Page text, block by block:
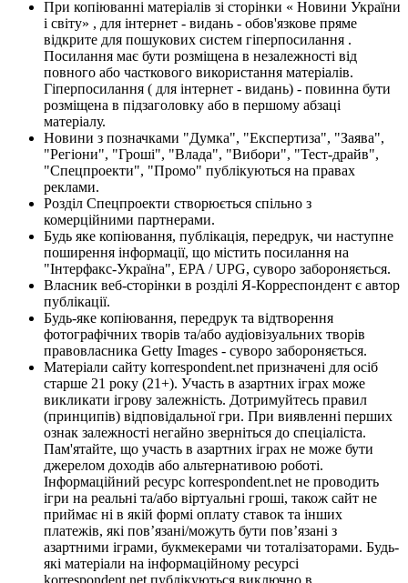
При копіюванні матеріалів зі сторінки « Новини України
і світу» , для інтернет - видань - обов'язкове пряме
відкрите для пошукових систем гіперпосилання .
Посилання має бути розміщена в незалежності від
повного або часткового використання матеріалів.
Гіперпосилання ( для інтернет - видань) - повинна бути
розміщена в підзаголовку або в першому абзаці
матеріалу.
Новини з позначками "Думка", "Експертиза", "Заява",
"Регіони", "Гроші", "Влада", "Вибори", "Тест-драйв",
"Спецпроекти", "Промо" публікуються на правах
реклами.
Розділ Спецпроекти створюється спільно з
комерційними партнерами.
Будь яке копіювання, публікація, передрук, чи наступне
поширення інформації, що містить посилання на
"Інтерфакс-Україна", EPA / UPG, суворо забороняється.
Власник веб-сторінки в розділі Я-Корреспондент є автор
публікації.
Будь-яке копіювання, передрук та відтворення
фотографічних творів та/або аудіовізуальних творів
правовласника Getty Images - суворо забороняється.
Матеріали сайту korrespondent.net призначені для осіб
старше 21 року (21+). Участь в азартних іграх може
викликати ігрову залежність. Дотримуйтесь правил
(принципів) відповідальної гри. При виявленні перших
ознак залежності негайно зверніться до спеціаліста.
Пам'ятайте, що участь в азартних іграх не може бути
джерелом доходів або альтернативою роботі.
Інформаційний ресурс korrespondent.net не проводить
ігри на реальні та/або віртуальні гроші, також сайт не
приймає ні в якій формі оплату ставок та інших
платежів, які пов’язані/можуть бути пов’язані з
азартними іграми, букмекерами чи тоталізаторами. Будь-
які матеріали на інформаційному ресурсі
korrespondent.net публікуються виключно в